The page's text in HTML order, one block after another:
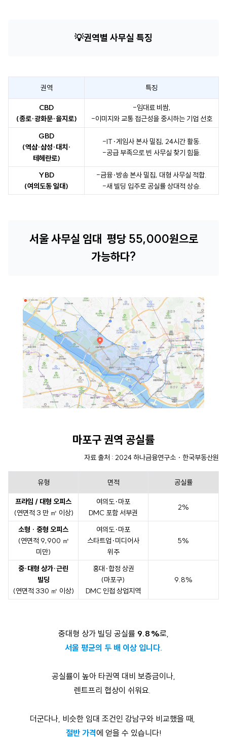
💡권역별 사무실 특징
권역 특징
CBD
(종로·광화문·을지로)
-임대료 비쌈,
-이미지와 교통 접근성을 중시하는 기업 선호
GBD
(역삼·삼성·대치·
테헤란로)
-IT·게임사 본사 밀집, 24시간 활동.
-공급 부족으로 빈 사무실 찾기 힘듦.
YBD
(여의도동 일대)
-금융·방송 본사 밀집, 대형 사무실 적합.
-새 빌딩 입주로 공실률 상대적 상승.
서울 사무실 임대 평당 55,000원으로
가능하다?
마포구 권역 공실률
자료 출처 : 2024 하나금융연구소 · 한국부동산원
유형 면적 공실률
프라임 / 대형 오피스
(연면적 3 만 ㎡ 이상)
여의도·마포
DMC 포함 서부권
2%
소형 · 중형 오피스
(연면적 9,900 ㎡
미만)
여의도·마포
스타트업·미디어사
위주
5%
중·대형 상가·근린
빌딩
(연면적 330 ㎡ 이상)
홍대·합정 상권
(마포구)
DMC 인접 상업지역
9.8%
중대형 상가 빌딩 공실률 9.8 %로,
서울 평균의 두 배 이상 입니다.
공실률이 높아 타권역 대비 보증금이나,
렌트프리 협상이 쉬워요.
더군다나, 비슷한 임대 조건인 강남구와 비교했을 때,
절반 가격에 얻을 수 있습니다!